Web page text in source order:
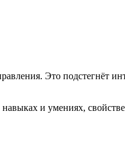
Это подстегнёт
и умениях,